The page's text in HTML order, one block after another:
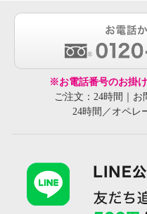
※お電話番号のお掛
ご注文：24時間｜
24時間／オペレ